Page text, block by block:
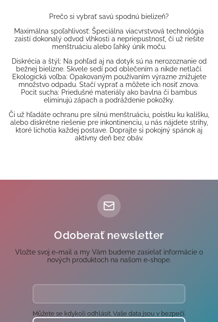
Prečo si vybrať savú spodnú bielizeň?
Maximálna spoľahlivosť: Špeciálna viacvrstvová technológia
zaistí dokonalý odvod vlhkosti a nepriepustnosť, či už riešite
menštruáciu alebo ľahký únik moču.
Diskrécia a štýl: Na pohľad aj na dotyk sú na nerozoznanie od
bežnej bielizne. Skvele sedí pod oblečením a nikde netlačí.
Ekologická voľba: Opakovaným používaním výrazne znižujete
množstvo odpadu. Stačí vyprať a môžete ich nosiť znova.
Pocit sucha: Priedušné materiály ako bavlna či bambus
eliminujú zápach a podráždenie pokožky.
Či už hľadáte ochranu pre silnú menštruáciu, poistku ku kalíšku,
alebo diskrétne riešenie pre inkontinenciu, u nás nájdete strihy,
ktoré lichotia každej postave. Doprajte si pokojný spánok aj
aktívny deň bez obáv.
Odoberať newsletter
Vložte svoj e-mail a my Vám budeme zasielať informácie o
nových produktoch na našom e-shope.
Můžete se kdykoli odhlásit. Vaše data jsou v bezpečí.